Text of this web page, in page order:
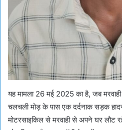
यह मामला 26 मई 2025 का है, जब मरवाही
चलचली मोड़ के पास एक दर्दनाक सड़क
मोटरसाइकिल से मरवाही से अपने घर लौट